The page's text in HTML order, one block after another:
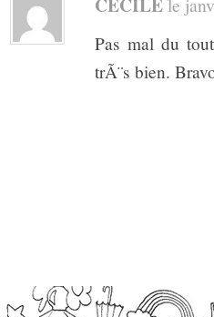
le
Pas mal du
trÃ¨s bien.